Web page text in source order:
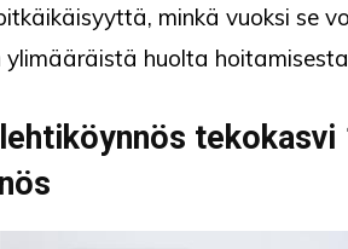
minkä vuoksi se
ylimääräistä huolta
tekokasvi